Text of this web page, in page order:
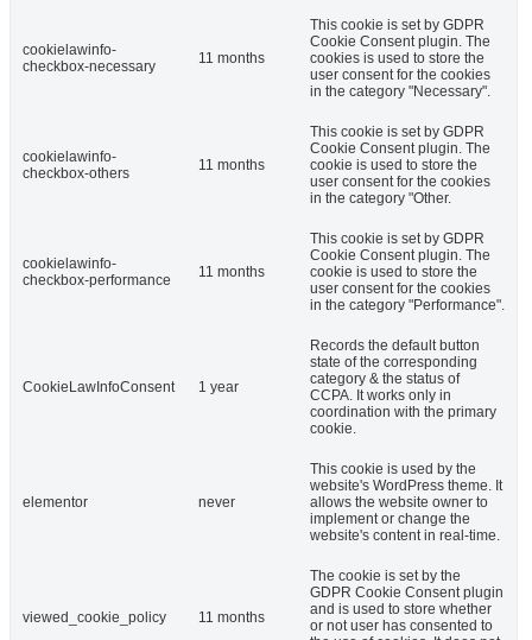
cookielawinfo-
checkbox-necessary
11 months
This cookie is set by GDPR
Cookie Consent plugin. The
cookies is used to store the
user consent for the cookies
in the category "Necessary".
cookielawinfo-
checkbox-others
11 months
This cookie is set by GDPR
Cookie Consent plugin. The
cookie is used to store the
user consent for the cookies
in the category "Other.
cookielawinfo-
checkbox-performance
11 months
This cookie is set by GDPR
Cookie Consent plugin. The
cookie is used to store the
user consent for the cookies
in the category "Performance".
CookieLawInfoConsent 1 year
Records the default button
state of the corresponding
category & the status of
CCPA. It works only in
coordination with the primary
cookie.
elementor never
This cookie is used by the
website's WordPress theme. It
allows the website owner to
implement or change the
website's content in real-time.
viewed_cookie_policy 11 months
The cookie is set by the
GDPR Cookie Consent plugin
and is used to store whether
or not user has consented to